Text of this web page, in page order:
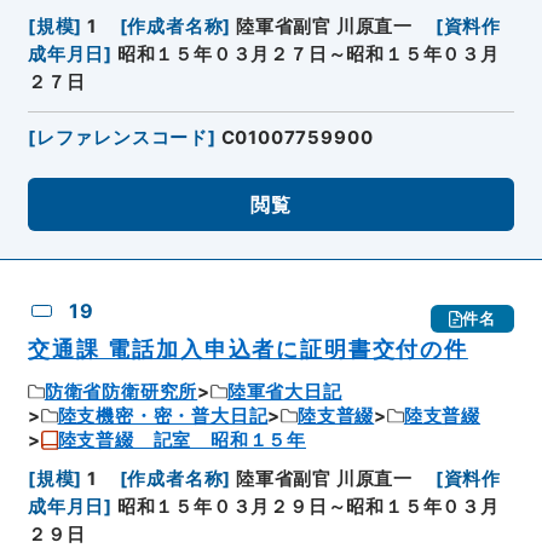
[規模] 1 [作成者名称] 陸軍省副官 川原直一 [資料作
成年月日] 昭和１５年０３月２７日～昭和１５年０３月
２７日
[レファレンスコード] C01007759900
閲覧
19 件名
交通課 電話加入申込者に証明書交付の件
防衛省防衛研究所
陸軍省大日記
陸支機密・密・普大日記
陸支普綴
陸支普綴
陸支普綴 記室 昭和１５年
[規模] 1 [作成者名称] 陸軍省副官 川原直一 [資料作
成年月日] 昭和１５年０３月２９日～昭和１５年０３月
２９日